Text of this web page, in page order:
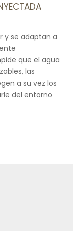
y se adaptan a
que el agua
las
a su vez los
del entorno